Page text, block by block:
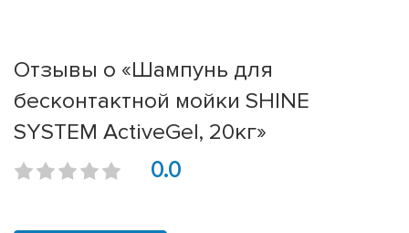
Отзывы о «Шампунь для
бесконтактной мойки SHINE
SYSTEM ActiveGel, 20кг»
0.0